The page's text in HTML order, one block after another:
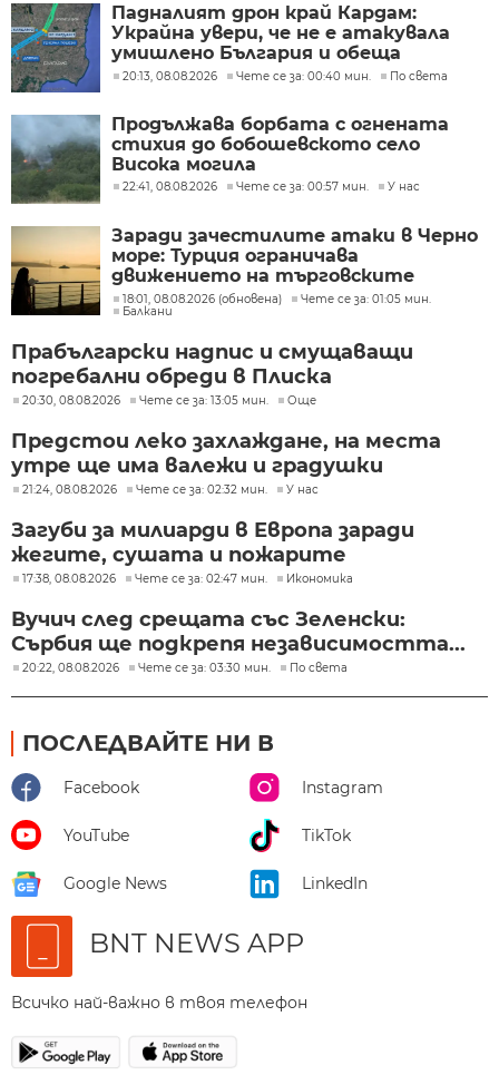
Падналият дрон край Кардам:
Украйна увери, че не е атакувала
умишлено България и обеща
разследване
20:13, 08.08.2026 Чете се за: 00:40 мин. По света
Продължава борбата с огнената
стихия до бобошевското село
Висока могила
22:41, 08.08.2026 Чете се за: 00:57 мин. У нас
Заради зачестилите атаки в Черно
море: Турция ограничава
движението на търговските
кораби
18:01, 08.08.2026 (обновена)
Чете се за: 01:05 мин.
Балкани
Прабългарски надпис и смущаващи
погребални обреди в Плиска
20:30, 08.08.2026 Чете се за: 13:05 мин. Още
Предстои леко захлаждане, на места
утре ще има валежи и градушки
21:24, 08.08.2026 Чете се за: 02:32 мин. У нас
Загуби за милиарди в Европа заради
жегите, сушата и пожарите
17:38, 08.08.2026 Чете се за: 02:47 мин. Икономика
Вучич след срещата със Зеленски:
Сърбия ще подкрепя независимостта...
20:22, 08.08.2026 Чете се за: 03:30 мин. По света
ПОСЛЕДВАЙТЕ НИ В
Facebook Instagram
YouTube TikTok
Google News LinkedIn
BNT NEWS APP
Всичко най-важно в твоя телефон